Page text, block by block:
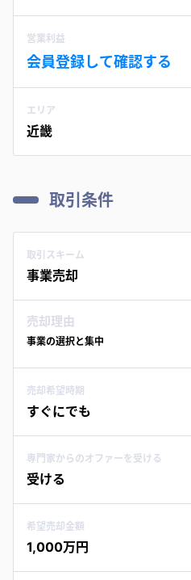
営業利益
会員登録して確認する
エリア
近畿
取引条件
取引スキーム
事業売却
売却理由
事業の選択と集中
売却希望時期
すぐにでも
専門家からのオファーを受ける
受ける
希望売却金額
1,000万円